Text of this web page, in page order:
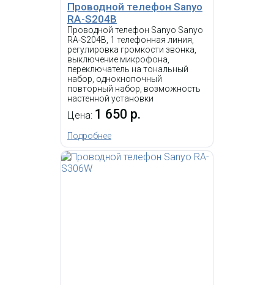
Проводной телефон Sanyo
RA-S204B
Проводной телефон Sanyo Sanyo
RA-S204B, 1 телефонная линия,
регулировка громкости звонка,
выключение микрофона,
переключатель на тональный
набор, однокнопочный
повторный набор, возможность
настенной установки
Цена: 1 650 р.
Подробнее